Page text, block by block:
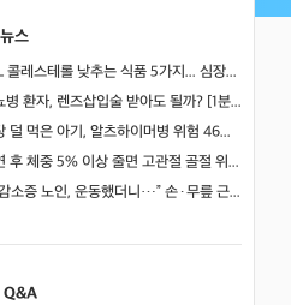
스
LDL 콜레스테롤 낮추는 식품 5가지... 심장내과 전문의 추천한 '이것'은?
당뇨병 환자, 렌즈삽입술 받아도 될까? [1분 Q&A]
설탕 덜 먹은 아기, 알츠하이머병 위험 46%↓… 불안장애도 감소
금연 후 체중 5% 이상 줄면 고관절 골절 위험 1.8배↑
“근감소증 노인, 운동했더니…” 손·무릎 근력·보행 속도 모두 개선됐다
Q&A